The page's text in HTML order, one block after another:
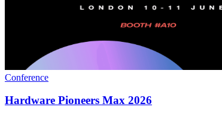
Conference
Hardware Pioneers Max 2026